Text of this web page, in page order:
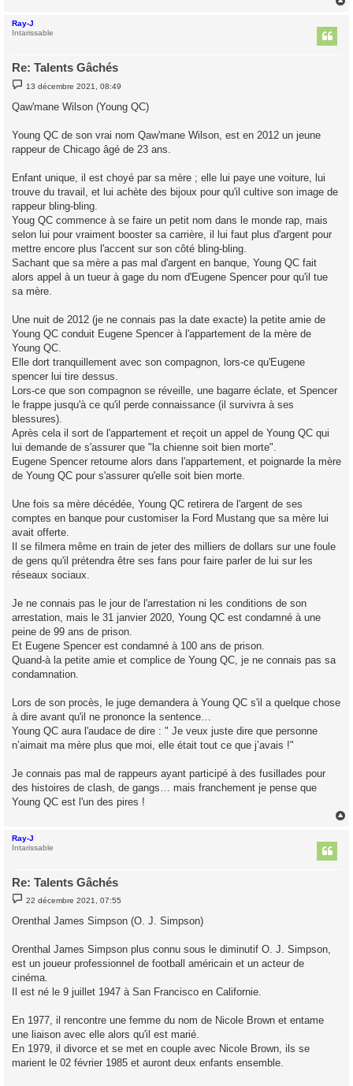
Ray-J
Intarissable
Re: Talents Gâchés
M
e
s
e
13 décembre 2021, 08:49
Qaw'mane Wilson (Young QC)
Young QC de son vrai nom Qaw'mane Wilson, est en 2012 un jeune
rappeur de Chicago âgé de 23 ans.
Enfant unique, il est choyé par sa mère ; elle lui paye une voiture, lui
trouve du travail, et lui achète des bijoux pour qu'il cultive son image de
rappeur bling-bling.
Youg QC commence à se faire un petit nom dans le monde rap, mais
selon lui pour vraiment booster sa carrière, il lui faut plus d'argent pour
mettre encore plus l'accent sur son côté bling-bling.
Sachant que sa mère a pas mal d'argent en banque, Young QC fait
alors appel à un tueur à gage du nom d'Eugene Spencer pour qu'il tue
sa mère.
Une nuit de 2012 (je ne connais pas la date exacte) la petite amie de
Young QC conduit Eugene Spencer à l'appartement de la mère de
Young QC.
Elle dort tranquillement avec son compagnon, lors-ce qu'Eugene
spencer lui tire dessus.
Lors-ce que son compagnon se réveille, une bagarre éclate, et Spencer
le frappe jusqu'à ce qu'il perde connaissance (il survivra à ses
blessures).
Après cela il sort de l'appartement et reçoit un appel de Young QC qui
lui demande de s'assurer que "la chienne soit bien morte".
Eugene Spencer retourne alors dans l'appartement, et poignarde la mère
de Young QC pour s'assurer qu'elle soit bien morte.
Une fois sa mère décédée, Young QC retirera de l'argent de ses
comptes en banque pour customiser la Ford Mustang que sa mère lui
avait offerte.
Il se filmera même en train de jeter des milliers de dollars sur une foule
de gens qu'il prétendra être ses fans pour faire parler de lui sur les
réseaux sociaux.
Je ne connais pas le jour de l'arrestation ni les conditions de son
arrestation, mais le 31 janvier 2020, Young QC est condamné à une
peine de 99 ans de prison.
Et Eugene Spencer est condamné à 100 ans de prison.
Quand-à la petite amie et complice de Young QC, je ne connais pas sa
condamnation.
Lors de son procès, le juge demandera à Young QC s'il a quelque chose
à dire avant qu'il ne prononce la sentence…
Young QC aura l'audace de dire : " Je veux juste dire que personne
n’aimait ma mère plus que moi, elle était tout ce que j’avais !"
Je connais pas mal de rappeurs ayant participé à des fusillades pour
des histoires de clash, de gangs… mais franchement je pense que
Young QC est l'un des pires !
Ray-J
Intarissable
Re: Talents Gâchés
M
e
s
e
22 décembre 2021, 07:55
Orenthal James Simpson (O. J. Simpson)
Orenthal James Simpson plus connu sous le diminutif O. J. Simpson,
est un joueur professionnel de football américain et un acteur de
cinéma.
Il est né le 9 juillet 1947 à San Francisco en Californie.
En 1977, il rencontre une femme du nom de Nicole Brown et entame
une liaison avec elle alors qu'il est marié.
En 1979, il divorce et se met en couple avec Nicole Brown, ils se
marient le 02 février 1985 et auront deux enfants ensemble.